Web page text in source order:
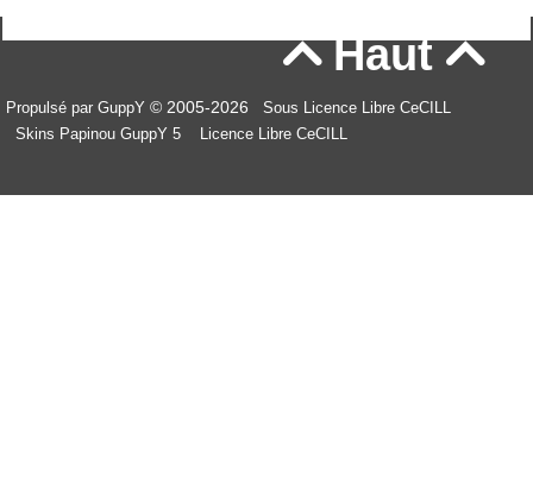
Haut
Propulsé par GuppY © 2005-2026
Sous Licence Libre CeCILL
Skins Papinou GuppY 5
Licence Libre CeCILL